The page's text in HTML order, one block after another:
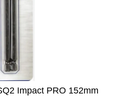
Impact PRO 152mm